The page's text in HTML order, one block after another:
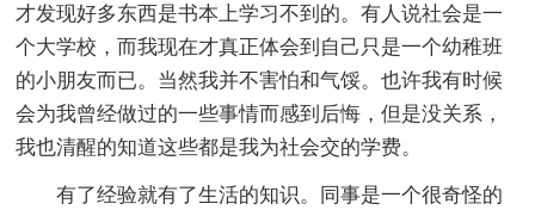
才发现好多东西是书本上学习不到的。有人说社会是一
个大学校，而我现在才真正体会到自己只是一个幼稚班
的小朋友而已。当然我并不害怕和气馁。也许我有时候
会为我曾经做过的一些事情而感到后悔，但是没关系，
我也清醒的知道这些都是我为社会交的学费。
有了经验就有了生活的知识。同事是一个很奇怪的